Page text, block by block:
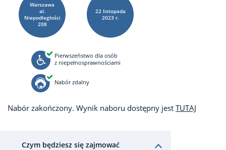
Warszawa
al.
Niepodległości
208
22 listopada
2023 r.
Pierwszeństwo dla osób
z niepełnosprawnościami
Nabór zdalny
Nabór zakończony. Wynik naboru dostępny jest TUTAJ
Czym będziesz się zajmować